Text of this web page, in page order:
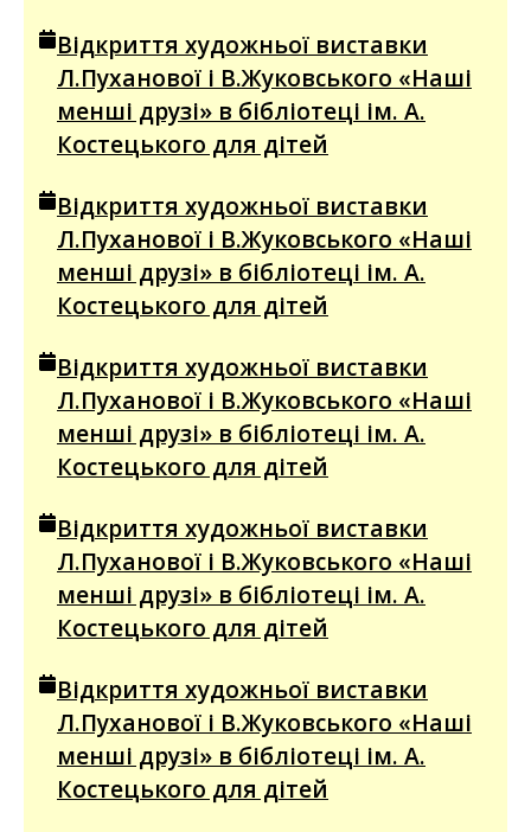
Відкриття художньої виставки
Л.Пуханової і В.Жуковського «Наші
менші друзі» в бібліотеці ім. А.
Костецького для дітей
Відкриття художньої виставки
Л.Пуханової і В.Жуковського «Наші
менші друзі» в бібліотеці ім. А.
Костецького для дітей
Відкриття художньої виставки
Л.Пуханової і В.Жуковського «Наші
менші друзі» в бібліотеці ім. А.
Костецького для дітей
Відкриття художньої виставки
Л.Пуханової і В.Жуковського «Наші
менші друзі» в бібліотеці ім. А.
Костецького для дітей
Відкриття художньої виставки
Л.Пуханової і В.Жуковського «Наші
менші друзі» в бібліотеці ім. А.
Костецького для дітей